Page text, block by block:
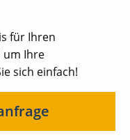
für Ihren
um Ihre
sich einfach!